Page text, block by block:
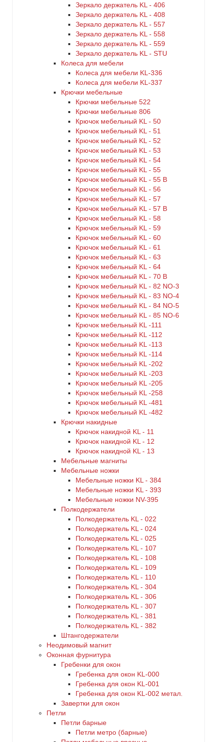
Зеркало держатель KL - 406
Зеркало держатель KL - 408
Зеркало держатель KL - 557
Зеркало держатель KL - 558
Зеркало держатель KL - 559
Зеркало держатель KL - STU
Колеса для мебели
Колеса для мебели KL-336
Колеса для мебели KL-337
Крючки мебельные
Крючки мебельные 522
Крючки мебельные 806
Крючок мебельный KL - 50
Крючок мебельный KL - 51
Крючок мебельный KL - 52
Крючок мебельный KL - 53
Крючок мебельный KL - 54
Крючок мебельный KL - 55
Крючок мебельный KL - 55 B
Крючок мебельный KL - 56
Крючок мебельный KL - 57
Крючок мебельный KL - 57 B
Крючок мебельный KL - 58
Крючок мебельный KL - 59
Крючок мебельный KL - 60
Крючок мебельный KL - 61
Крючок мебельный KL - 63
Крючок мебельный KL - 64
Крючок мебельный KL - 70 B
Крючок мебельный KL - 82 NO-3
Крючок мебельный KL - 83 NO-4
Крючок мебельный KL - 84 NO-5
Крючок мебельный KL - 85 NO-6
Крючок мебельный KL -111
Крючок мебельный KL -112
Крючок мебельный KL -113
Крючок мебельный KL -114
Крючок мебельный KL -202
Крючок мебельный KL -203
Крючок мебельный KL -205
Крючок мебельный KL -258
Крючок мебельный KL -481
Крючок мебельный KL -482
Крючки накидные
Крючок накидной KL - 11
Крючок накидной KL - 12
Крючок накидной KL - 13
Мебельные магниты
Мебельные ножки
Мебельные ножки KL - 384
Мебельные ножки KL - 393
Мебельные ножки NV-395
Полкодержатели
Полкодержатель KL - 022
Полкодержатель KL - 024
Полкодержатель KL - 025
Полкодержатель KL - 107
Полкодержатель KL - 108
Полкодержатель KL - 109
Полкодержатель KL - 110
Полкодержатель KL - 304
Полкодержатель KL - 306
Полкодержатель KL - 307
Полкодержатель KL - 381
Полкодержатель KL - 382
Штангодержатели
Неодимовый магнит
Оконная фурнитура
Гребенки для окон
Гребенка для окон KL-000
Гребенка для окон KL-001
Гребенка для окон KL-002 метал.
Завертки для окон
Петли
Петли барные
Петли метро (барные)